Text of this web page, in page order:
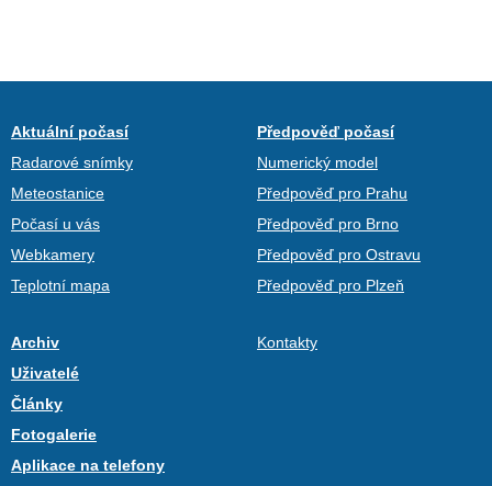
Aktuální počasí
Radarové snímky
Meteostanice
Počasí u vás
Webkamery
Teplotní mapa
Předpověď počasí
Numerický model
Předpověď pro Prahu
Předpověď pro Brno
Předpověď pro Ostravu
Předpověď pro Plzeň
Archiv
Uživatelé
Články
Fotogalerie
Aplikace na telefony
Kontakty